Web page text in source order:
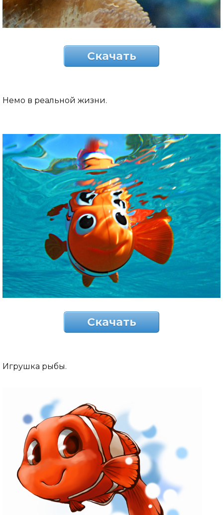
Скачать
Немо в реальной жизни.
Скачать
Игрушка рыбы.